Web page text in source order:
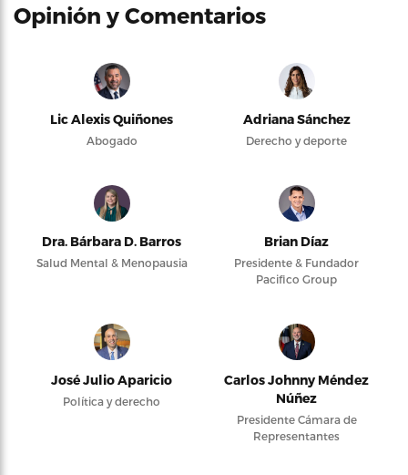
Opinión y Comentarios
Lic Alexis Quiñones
Abogado
Adriana Sánchez
Derecho y deporte
Dra. Bárbara D. Barros
Salud Mental & Menopausia
Brian Díaz
Presidente & Fundador
Pacifico Group
José Julio Aparicio
Política y derecho
Carlos Johnny Méndez
Núñez
Presidente Cámara de
Representantes